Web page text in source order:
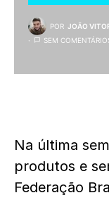
POR JOÃO
SEM
Na última
produtos e
Federação